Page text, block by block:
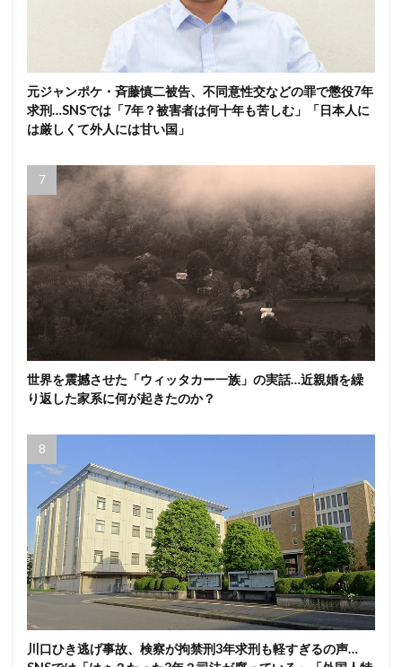
元ジャンポケ・斉藤慎二被告、不同意性交などの罪で懲役7年
求刑…SNSでは「7年？被害者は何十年も苦しむ」「日本人に
は厳しくて外人には甘い国」
世界を震撼させた「ウィッタカー一族」の実話…近親婚を繰
り返した家系に何が起きたのか？
川口ひき逃げ事故、検察が拘禁刑3年求刑も軽すぎるの声…